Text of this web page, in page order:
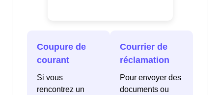
Coupure de
courant
Si vous
rencontrez un
Courrier de
réclamation
Pour envoyer des
documents ou